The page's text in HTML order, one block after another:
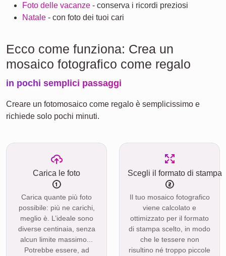
Foto delle vacanze - conserva i ricordi preziosi
Natale - con foto dei tuoi cari
Ecco come funziona: Crea un
mosaico fotografico come regalo
in pochi semplici passaggi
Creare un fotomosaico come regalo è semplicissimo e
richiede solo pochi minuti.
Carica le foto
Carica quante più foto
possibile: più ne carichi,
meglio è. L’ideale sono
diverse centinaia, senza
alcun limite massimo...
Potrebbe essere, ad
Scegli il formato di stampa
Il tuo mosaico fotografico
viene calcolato e
ottimizzato per il formato
di stampa scelto, in modo
che le tessere non
risultino né troppo piccole